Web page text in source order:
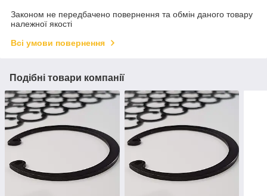
Законом не передбачено повернення та обмін даного товару
належної якості
Всі умови повернення
Подібні товари компанії